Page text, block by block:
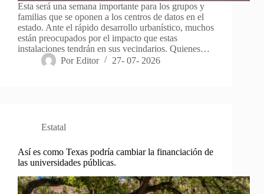
Esta será una semana importante para los grupos y
familias que se oponen a los centros de datos en el
estado. Ante el rápido desarrollo urbanístico, muchos
están preocupados por el impacto que estas
instalaciones tendrán en sus vecindarios. Quienes…
Por Editor 27- 07- 2026
Estatal
Así es como Texas podría cambiar la financiación de
las universidades públicas.